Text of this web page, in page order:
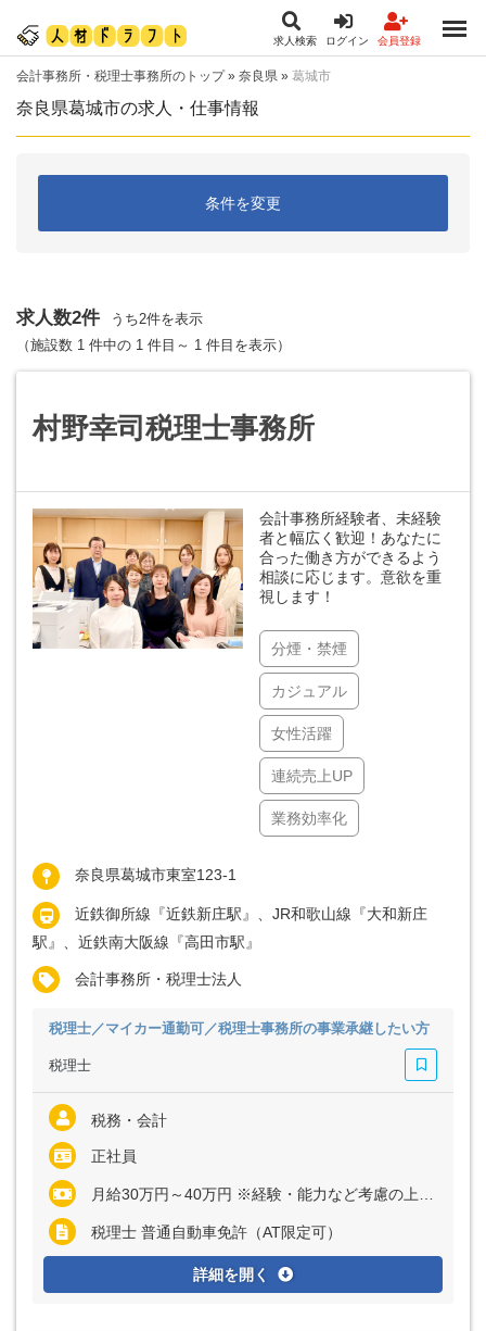
求人検索 ログイン 会員登録
会計事務所・税理士事務所のトップ» 奈良県 » 葛城市
奈良県葛城市の求人・仕事情報
条件を変更
求人数2件
うち2件を表示
（施設数 1 件中の 1 件目～ 1 件目を表示）
村野幸司税理士事務所
会計事務所経験者、未経験
者と幅広く歓迎！あなたに
合った働き方ができるよう
相談に応じます。意欲を重
視します！
分煙・禁煙
カジュアル
女性活躍
連続売上UP
業務効率化
奈良県葛城市東室123-1
近鉄御所線『近鉄新庄駅』、JR和歌山線『大和新庄
駅』、近鉄南大阪線『高田市駅』
会計事務所・税理士法人
税理士／マイカー通勤可／税理士事務所の事業承継したい方
税理士
税務・会計
正社員
月給30万円～40万円 ※経験・能力など考慮の上、決定いたします ※残業代は全額支給
税理士 普通自動車免許（AT限定可）
詳細を開く